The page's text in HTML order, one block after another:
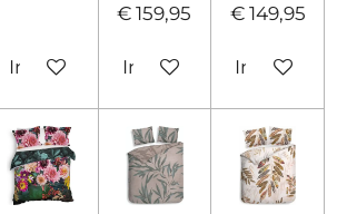
In winkelwagen
€ 159,95
In winkelwagen
€ 149,95
In